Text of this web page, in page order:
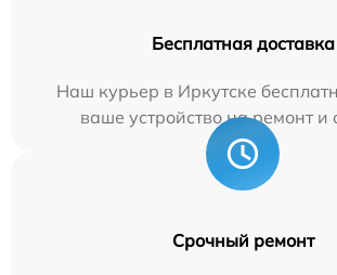
Бесплатная доставка
Наш курьер в Иркутске
ваше устройство на ремонт и
Срочный ремонт